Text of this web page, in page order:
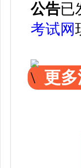
公告已
考试网
更